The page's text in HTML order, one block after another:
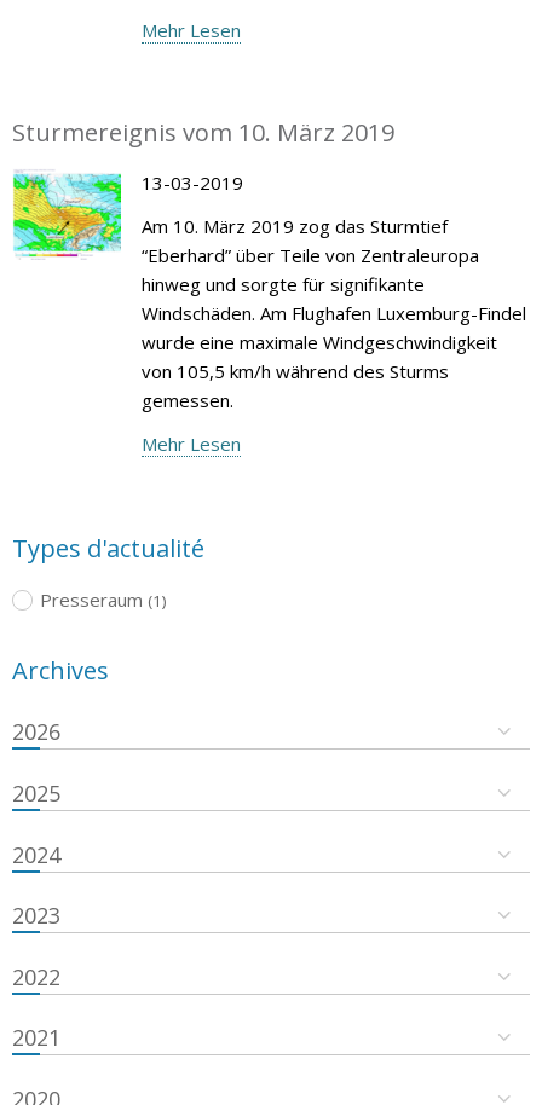
Mehr Lesen
Sturmereignis vom 10. März 2019
13-03-2019
Am 10. März 2019 zog das Sturmtief
“Eberhard” über Teile von Zentraleuropa
hinweg und sorgte für signifikante
Windschäden. Am Flughafen Luxemburg-Findel
wurde eine maximale Windgeschwindigkeit
von 105,5 km/h während des Sturms
gemessen.
Mehr Lesen
Types d'actualité
Presseraum (1)
Archives
2026
2025
2024
2023
2022
2021
2020